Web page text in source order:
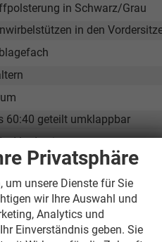
in Schwarz/Grau
in den
60:40 geteilt umklappbar
Vordersitze
Privatsphäre
um unsere Dienste für Sie
wir Ihre Auswahl und
Analytics und
Einverständnis geben. Sie